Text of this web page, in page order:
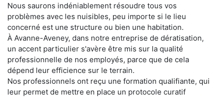
Nous saurons indéniablement résoudre tous vos
problèmes avec les nuisibles, peu importe si le lieu
concerné est une structure ou bien une habitation.
À Avanne-Aveney, dans notre entreprise de dératisation,
un accent particulier s'avère être mis sur la qualité
professionnelle de nos employés, parce que de cela
dépend leur efficience sur le terrain.
Nos professionnels ont reçu une formation qualifiante, qui
leur permet de mettre en place un protocole curatif